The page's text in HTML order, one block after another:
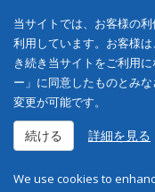
当サイトでは、お客様の
利用しています。お客様
き続き当サイトをご利用
ー」に同意したものとみ
変更が可能です。
続ける 詳細を見る
We use cookies to